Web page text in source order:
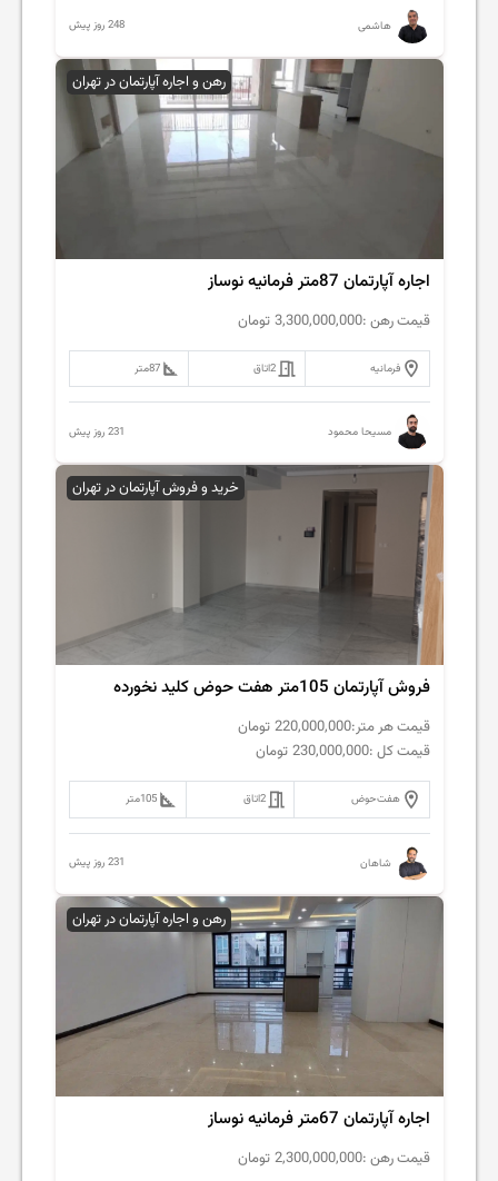
هاشمی 248 روز پیش
رهن و اجاره آپارتمان در تهران
اجاره آپارتمان 87متر فرمانیه نوساز
قیمت رهن :3,300,000,000 تومان
فرمانیه 2اتاق 87متر
مسیحا محمود 231 روز پیش
خرید و فروش آپارتمان در تهران
فروش آپارتمان 105متر هفت حوض کلید نخورده
قیمت هر متر:220,000,000 تومان
قیمت کل :230,000,000 تومان
هفت‌حوض 2اتاق 105متر
شاهان 231 روز پیش
رهن و اجاره آپارتمان در تهران
اجاره آپارتمان 67متر فرمانیه نوساز
قیمت رهن :2,300,000,000 تومان